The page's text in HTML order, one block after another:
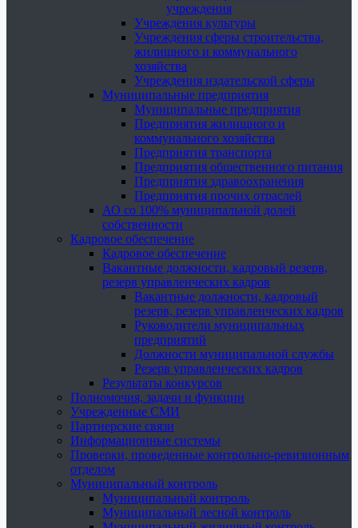
учреждения
Учреждения культуры
Учреждения сферы строительства,
жилищного и коммунального
хозяйства
Учреждения издательской сферы
Муниципальные предприятия
Муниципальные предприятия
Предприятия жилищного и
коммунального хозяйства
Предприятия транспорта
Предприятия общественного питания
Предприятия здравоохранения
Предприятия прочих отраслей
АО со 100% муниципальной долей
собственности
Кадровое обеспечение
Кадровое обеспечение
Вакантные должности, кадровый резерв,
резерв управленческих кадров
Вакантные должности, кадровый
резерв, резерв управленческих кадров
Руководители муниципальных
предприятий
Должности муниципальной службы
Резерв управленческих кадров
Результаты конкурсов
Полномочия, задачи и функции
Учрежденные СМИ
Партнерские связи
Информационные системы
Проверки, проведенные контрольно-ревизионным
отделом
Муниципальный контроль
Муниципальный контроль
Муниципальный лесной контроль